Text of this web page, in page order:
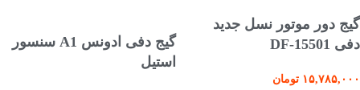
گیج دور موتور نسل جدید
دفی DF-15501
۱۵,۷۸۵,۰۰۰ تومان
گیج دفی ادونس A1 سنسور
استیل